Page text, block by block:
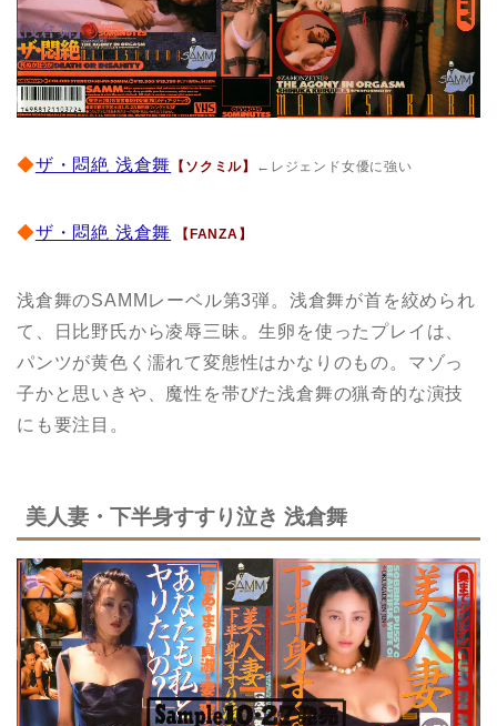
◆ザ・悶絶 浅倉舞 【ソクミル】 ←レジェンド女優に強い
◆ザ・悶絶 浅倉舞 【FANZA】
浅倉舞のSAMMレーベル第3弾。浅倉舞が首を絞められ
て、日比野氏から凌辱三昧。生卵を使ったプレイは、
パンツが黄色く濡れて変態性はかなりのもの。マゾっ
子かと思いきや、魔性を帯びた浅倉舞の猟奇的な演技
にも要注目。
美人妻・下半身すすり泣き 浅倉舞